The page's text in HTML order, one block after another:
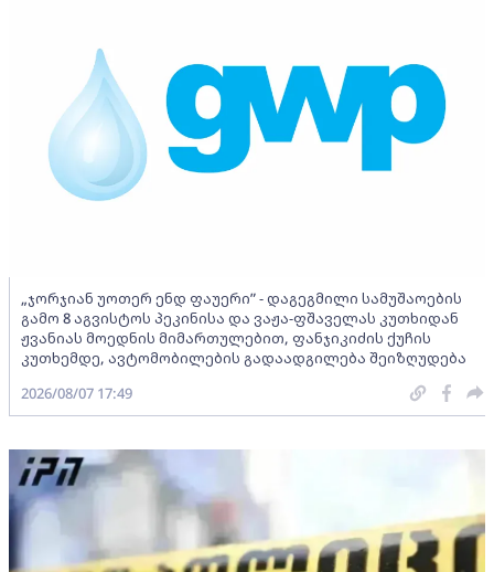
„ჯორჯიან უოთერ ენდ ფაუერი” - დაგეგმილი სამუშაოების
გამო 8 აგვისტოს პეკინისა და ვაჟა-ფშაველას კუთხიდან
ჟვანიას მოედნის მიმართულებით, ფანჯიკიძის ქუჩის
კუთხემდე, ავტომობილების გადაადგილება შეიზღუდება
2026/08/07 17:49